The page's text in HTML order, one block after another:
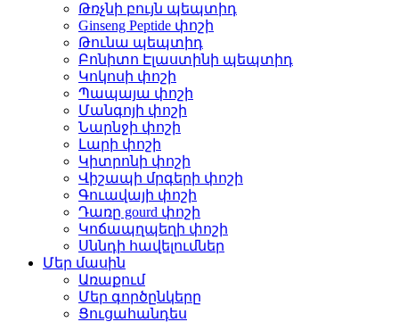
Թռչնի բույն պեպտիդ
Ginseng Peptide փոշի
Թունա պեպտիդ
Բոնիտո Էլաստինի պեպտիդ
Կոկոսի փոշի
Պապայա փոշի
Մանգոյի փոշի
Նարնջի փոշի
Լարի փոշի
Կիտրոնի փոշի
Վիշապի մրգերի փոշի
Գուավայի փոշի
Դառը gourd փոշի
Կոճապղպեղի փոշի
Սննդի հավելումներ
Մեր մասին
Առաքում
Մեր գործընկերը
Ցուցահանդես